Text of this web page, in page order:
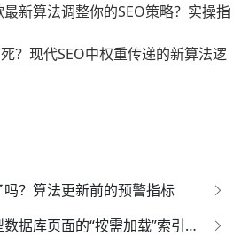
新算法调整你的SEO策略？实操指
？现代SEO中权重传递的新算法逻
？算法更新前的预警指标
内容分片技术：大型数据库页面的“按需加载”索引优化方案